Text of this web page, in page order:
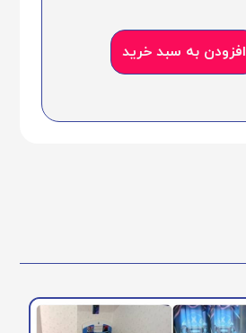
افزودن به سبد خرید